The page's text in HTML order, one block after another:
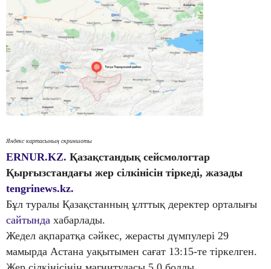
Яндекс картасының скриншоты
ERNUR.KZ. Қазақстандық сейсмологтар
Қырғызстандағы жер сілкінісін тіркеді, жазады
tengrinews.kz.
Бұл туралы Қазақстанның ұлттық деректер орталығы
сайтында хабарлады.
Жедел ақпаратқа сәйкес, жерасты дүмпулері 29
мамырда Астана уақытымен сағат 13:15-те тіркелген.